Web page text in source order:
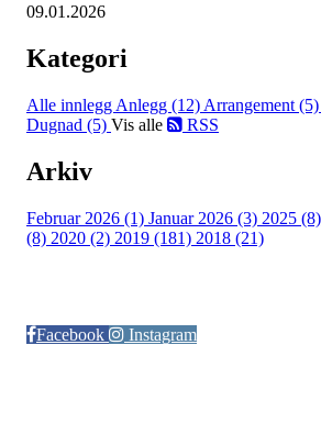
09.01.2026
Kategori
Alle innlegg Anlegg (12) Arrangement (5)
Dugnad (5) Vis alle RSS
Arkiv
Februar 2026 (1) Januar 2026 (3) 2025 (8)
(8) 2020 (2) 2019 (181) 2018 (21)
Facebook
Instagram